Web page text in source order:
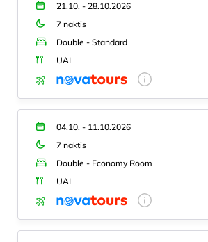
21.10. - 28.10.2026
7 naktis
Double - Standard
UAI
04.10. - 11.10.2026
7 naktis
Double - Economy Room
UAI